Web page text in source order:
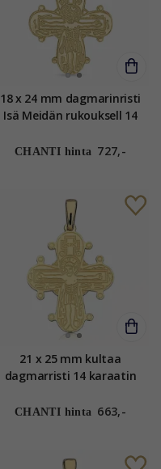
18 x 24 mm dagmarinristi
Isä Meidän rukouksell 14
CHANTI hinta 727,-
21 x 25 mm kultaa
dagmarristi 14 karaatin
CHANTI hinta 663,-